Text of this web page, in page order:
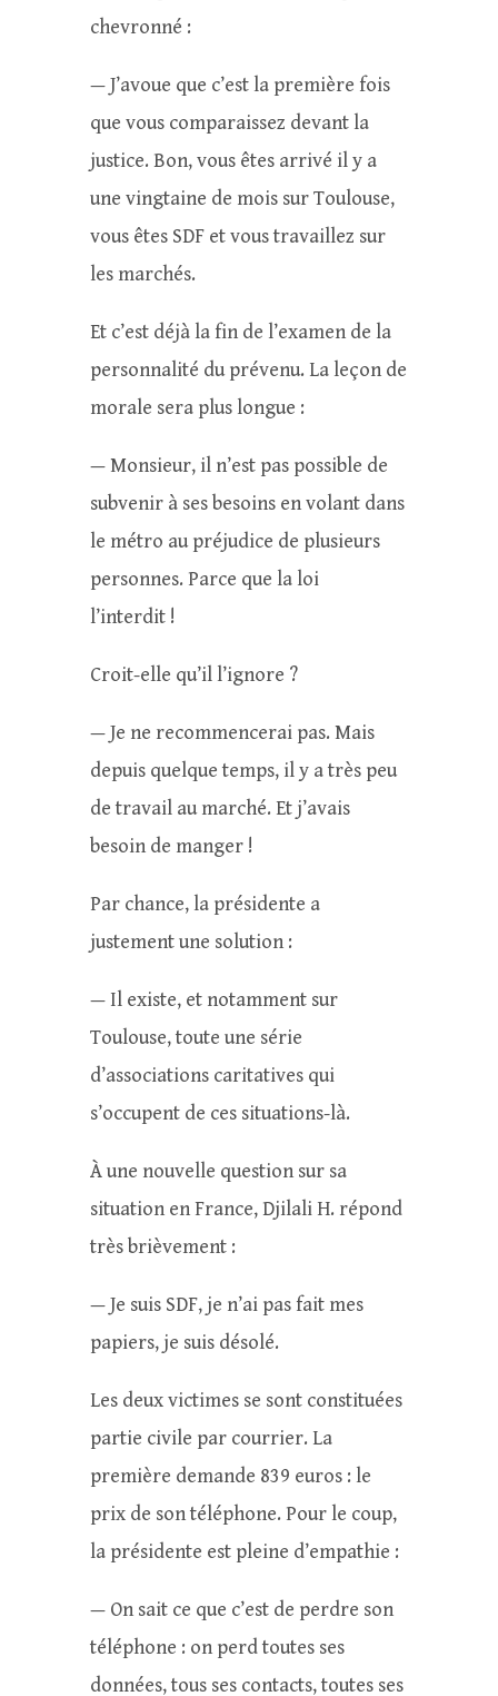
chevronné :
— J’avoue que c’est la première fois
que vous comparaissez devant la
justice. Bon, vous êtes arrivé il y a
une vingtaine de mois sur Toulouse,
vous êtes SDF et vous travaillez sur
les marchés.
Et c’est déjà la fin de l’examen de la
personnalité du prévenu. La leçon de
morale sera plus longue :
— Monsieur, il n’est pas possible de
subvenir à ses besoins en volant dans
le métro au préjudice de plusieurs
personnes. Parce que la loi
l’interdit !
Croit-elle qu’il l’ignore ?
— Je ne recommencerai pas. Mais
depuis quelque temps, il y a très peu
de travail au marché. Et j’avais
besoin de manger !
Par chance, la présidente a
justement une solution :
— Il existe, et notamment sur
Toulouse, toute une série
d’associations caritatives qui
s’occupent de ces situations-là.
À une nouvelle question sur sa
situation en France, Djilali H. répond
très brièvement :
— Je suis SDF, je n’ai pas fait mes
papiers, je suis désolé.
Les deux victimes se sont constituées
partie civile par courrier. La
première demande 839 euros : le
prix de son téléphone. Pour le coup,
la présidente est pleine d’empathie :
— On sait ce que c’est de perdre son
téléphone : on perd toutes ses
données, tous ses contacts, toutes ses